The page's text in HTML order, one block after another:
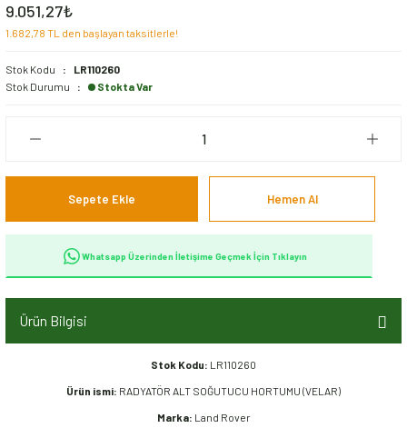
9.051,27₺
1.682,78 TL den başlayan taksitlerle!
Stok Kodu
LR110260
Stok Durumu
Stokta Var
Sepete Ekle Hemen Al
Whatsapp Üzerinden İletişime Geçmek İçin Tıklayın
Ürün Bilgisi
Stok Kodu: LR110260
Ürün ismi: RADYATÖR ALT SOĞUTUCU HORTUMU (VELAR)
Marka: Land Rover